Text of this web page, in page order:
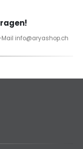
info@aryashop.ch